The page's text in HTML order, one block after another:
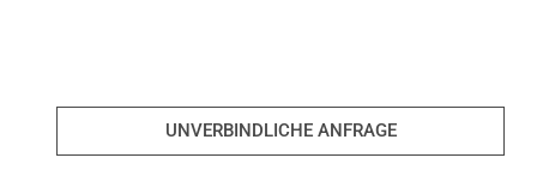
UNVERBINDLICHE ANFRAGE